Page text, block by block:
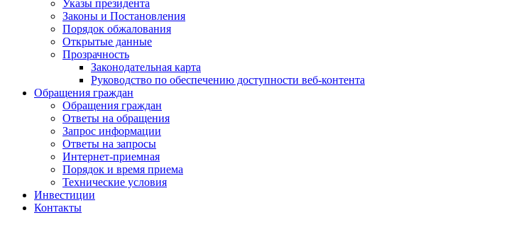
Указы президента
Законы и Постановления
Порядок обжалования
Открытые данные
Прозрачность
Законодательная карта
Руководство по обеспечению доступности веб-контента
Обращения граждан
Обращения граждан
Ответы на обращения
Запрос информации
Ответы на запросы
Интернет-приемная
Порядок и время приема
Технические условия
Инвестиции
Контакты